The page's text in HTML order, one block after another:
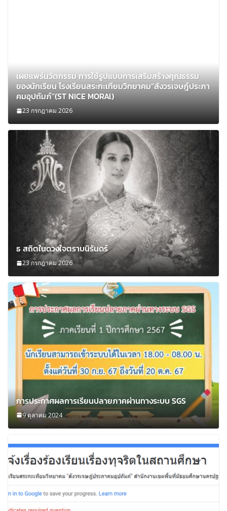
เผยแพร่นวัตกรรม การใช้รูปแบบการเสริมสร้างคุณธรรม
ของนักเรียน โรงเรียนสระกะเทียมวิทยาคม”สังวรเจษฎ์ประภา
คมอุปถัมภ์”(ST NICE MORAl)
23 กรกฎาคม 2026
ธ สถิตในดวงใจตราบนิรันดร์
23 กรกฎาคม 2026
การประกาศผลการเรียนปลายภาคผ่านทางระบบ SGS
9 ตุลาคม 2024